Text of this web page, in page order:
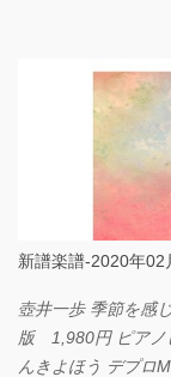
新譜楽譜-2020年02
壺井一歩 季節を感
版 1,980円 ピアノ
んきよほう デプロ